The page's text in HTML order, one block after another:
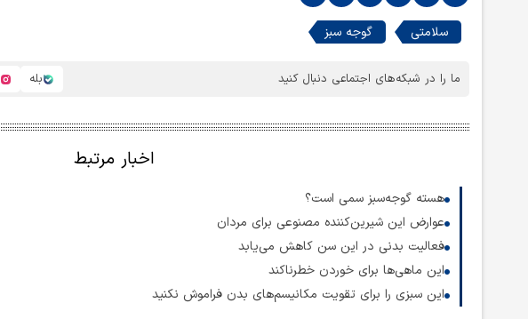
سلامتی گوجه سبز
ما را در شبکه‌های اجتماعی دنبال کنید بله
اخبار مرتبط
هسته گوجه‌سبز سمی است؟
عوارض این شیرین‌کننده مصنوعی برای مردان
فعالیت بدنی در این سن کاهش می‌یابد
این ماهی‌ها برای خوردن خطرناکند
این سبزی را برای تقویت مکانیسم‌های بدن فراموش نکنید